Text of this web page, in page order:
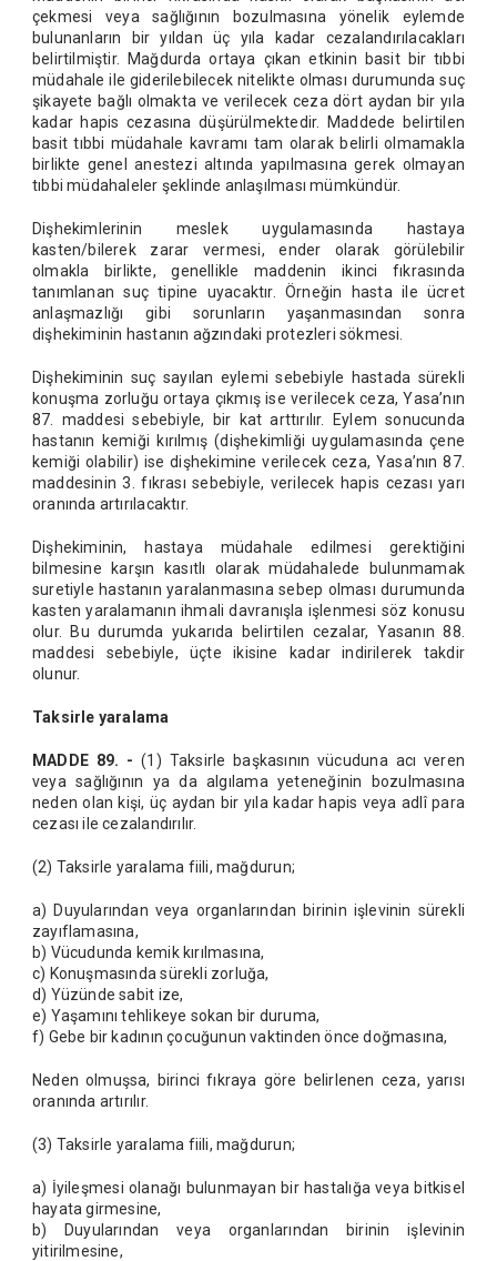
çekmesi veya sağlığının bozulmasına yönelik eylemde
bulunanların bir yıldan üç yıla kadar cezalandırılacakları
belirtilmiştir. Mağdurda ortaya çıkan etkinin basit bir tıbbi
müdahale ile giderilebilecek nitelikte olması durumunda suç
şikayete bağlı olmakta ve verilecek ceza dört aydan bir yıla
kadar hapis cezasına düşürülmektedir. Maddede belirtilen
basit tıbbi müdahale kavramı tam olarak belirli olmamakla
birlikte genel anestezi altında yapılmasına gerek olmayan
tıbbi müdahaleler şeklinde anlaşılması mümkündür.
Dişhekimlerinin meslek uygulamasında hastaya
kasten/bilerek zarar vermesi, ender olarak görülebilir
olmakla birlikte, genellikle maddenin ikinci fıkrasında
tanımlanan suç tipine uyacaktır. Örneğin hasta ile ücret
anlaşmazlığı gibi sorunların yaşanmasından sonra
dişhekiminin hastanın ağzındaki protezleri sökmesi.
Dişhekiminin suç sayılan eylemi sebebiyle hastada sürekli
konuşma zorluğu ortaya çıkmış ise verilecek ceza, Yasa’nın
87. maddesi sebebiyle, bir kat arttırılır. Eylem sonucunda
hastanın kemiği kırılmış (dişhekimliği uygulamasında çene
kemiği olabilir) ise dişhekimine verilecek ceza, Yasa’nın 87.
maddesinin 3. fıkrası sebebiyle, verilecek hapis cezası yarı
oranında artırılacaktır.
Dişhekiminin, hastaya müdahale edilmesi gerektiğini
bilmesine karşın kasıtlı olarak müdahalede bulunmamak
suretiyle hastanın yaralanmasına sebep olması durumunda
kasten yaralamanın ihmali davranışla işlenmesi söz konusu
olur. Bu durumda yukarıda belirtilen cezalar, Yasanın 88.
maddesi sebebiyle, üçte ikisine kadar indirilerek takdir
olunur.
Taksirle yaralama
MADDE 89. - (1) Taksirle başkasının vücuduna acı veren
veya sağlığının ya da algılama yeteneğinin bozulmasına
neden olan kişi, üç aydan bir yıla kadar hapis veya adlî para
cezası ile cezalandırılır.
(2) Taksirle yaralama fiili, mağdurun;
a) Duyularından veya organlarından birinin işlevinin sürekli
zayıflamasına,
b) Vücudunda kemik kırılmasına,
c) Konuşmasında sürekli zorluğa,
d) Yüzünde sabit ize,
e) Yaşamını tehlikeye sokan bir duruma,
f) Gebe bir kadının çocuğunun vaktinden önce doğmasına,
Neden olmuşsa, birinci fıkraya göre belirlenen ceza, yarısı
oranında artırılır.
(3) Taksirle yaralama fiili, mağdurun;
a) İyileşmesi olanağı bulunmayan bir hastalığa veya bitkisel
hayata girmesine,
b) Duyularından veya organlarından birinin işlevinin
yitirilmesine,